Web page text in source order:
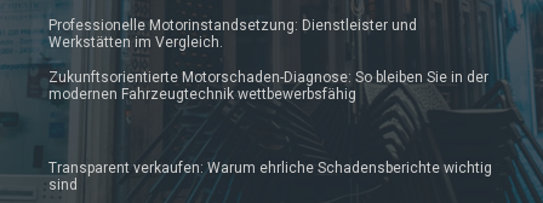
Professionelle Motorinstandsetzung: Dienstleister und
Werkstätten im Vergleich.
Zukunftsorientierte Motorschaden-Diagnose: So bleiben Sie in der
modernen Fahrzeugtechnik wettbewerbsfähig
Transparent verkaufen: Warum ehrliche Schadensberichte wichtig
sind